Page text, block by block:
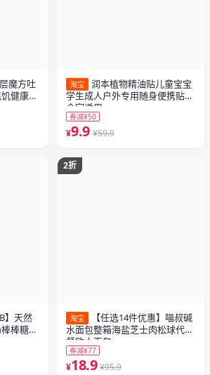
魔方吐
健康零
】天然
棒糖米
淘宝
润本植物精油贴儿童宝宝
学生成人户外专用随身便携贴纸
全家适用
券减¥50
¥9.9 ¥59.9
2折
淘宝
【任选14件优惠】喵叔碱
水面包整箱海盐芝士肉松球代早
餐欧小面包
券减¥77
¥18.9 ¥95.9